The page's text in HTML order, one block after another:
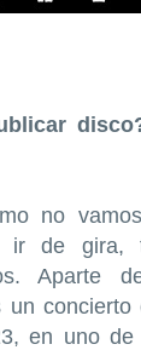
no
ir de gira,
Aparte
un
en uno de